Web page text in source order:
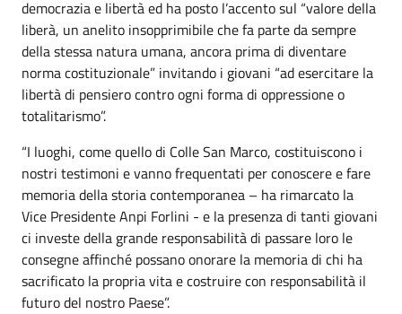
democrazia e libertà ed ha posto l’accento sul “valore della
liberà, un anelito insopprimibile che fa parte da sempre
della stessa natura umana, ancora prima di diventare
norma costituzionale” invitando i giovani “ad esercitare la
libertà di pensiero contro ogni forma di oppressione o
totalitarismo”.
“I luoghi, come quello di Colle San Marco, costituiscono i
nostri testimoni e vanno frequentati per conoscere e fare
memoria della storia contemporanea – ha rimarcato la
Vice Presidente Anpi Forlini - e la presenza di tanti giovani
ci investe della grande responsabilità di passare loro le
consegne affinché possano onorare la memoria di chi ha
sacrificato la propria vita e costruire con responsabilità il
futuro del nostro Paese”.